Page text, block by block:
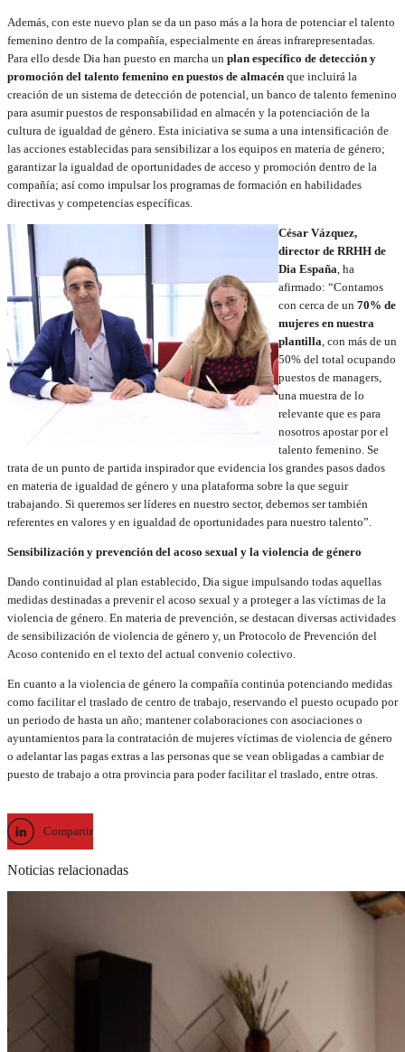
Además, con este nuevo plan se da un paso más a la hora de potenciar el talento
femenino dentro de la compañía, especialmente en áreas infrarepresentadas.
Para ello desde Dia han puesto en marcha un plan específico de detección y
promoción del talento femenino en puestos de almacén que incluirá la
creación de un sistema de detección de potencial, un banco de talento femenino
para asumir puestos de responsabilidad en almacén y la potenciación de la
cultura de igualdad de género. Esta iniciativa se suma a una intensificación de
las acciones establecidas para sensibilizar a los equipos en materia de género;
garantizar la igualdad de oportunidades de acceso y promoción dentro de la
compañía; así como impulsar los programas de formación en habilidades
directivas y competencias específicas.
César Vázquez,
director de RRHH de
Dia España , ha
afirmado: “Contamos
con cerca de un 70% de
mujeres en nuestra
plantilla , con más de un
50% del total ocupando
puestos de managers,
una muestra de lo
relevante que es para
nosotros apostar por el
talento femenino. Se
trata de un punto de partida inspirador que evidencia los grandes pasos dados
en materia de igualdad de género y una plataforma sobre la que seguir
trabajando. Si queremos ser líderes en nuestro sector, debemos ser también
referentes en valores y en igualdad de oportunidades para nuestro talento”.
Sensibilización y prevención del acoso sexual y la violencia de género
Dando continuidad al plan establecido, Dia sigue impulsando todas aquellas
medidas destinadas a prevenir el acoso sexual y a proteger a las víctimas de la
violencia de género. En materia de prevención, se destacan diversas actividades
de sensibilización de violencia de género y, un Protocolo de Prevención del
Acoso contenido en el texto del actual convenio colectivo.
En cuanto a la violencia de género la compañía continúa potenciando medidas
como facilitar el traslado de centro de trabajo, reservando el puesto ocupado por
un periodo de hasta un año; mantener colaboraciones con asociaciones o
ayuntamientos para la contratación de mujeres víctimas de violencia de género
o adelantar las pagas extras a las personas que se vean obligadas a cambiar de
puesto de trabajo a otra provincia para poder facilitar el traslado, entre otras.
Compartir
Noticias relacionadas